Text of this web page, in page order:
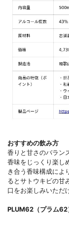
おすすめの飲み方
香りと甘さのバラン
香味をじっくり楽し
き合う香味構成によ
るとサトウキビの甘
口をお楽しみいただ
PLUM62（プラム